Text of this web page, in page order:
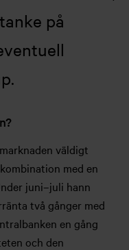
på
väldigt
med en
juni–juli hann
två gånger med
en gång
och den